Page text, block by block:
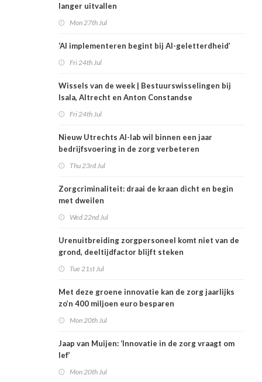
langer uitvallen
Mon 27th Jul
‘AI implementeren begint bij AI-geletterdheid’
Fri 24th Jul
Wissels van de week | Bestuurswisselingen bij
Isala, Altrecht en Anton Constandse
Fri 24th Jul
Nieuw Utrechts AI-lab wil binnen een jaar
bedrijfsvoering in de zorg verbeteren
Thu 23rd Jul
Zorgcriminaliteit: draai de kraan dicht en begin
met dweilen
Wed 22nd Jul
Urenuitbreiding zorgpersoneel komt niet van de
grond, deeltijdfactor blijft steken
Tue 21st Jul
Met deze groene innovatie kan de zorg jaarlijks
zo’n 400 miljoen euro besparen
Mon 20th Jul
Jaap van Muijen: ‘Innovatie in de zorg vraagt om
lef’
Mon 20th Jul